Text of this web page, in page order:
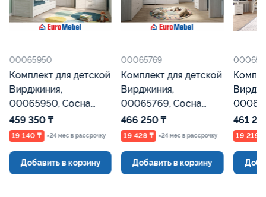
00065950
Комплект для детской
Вирджиния, 00065950,
Сосна Каньон
Евромебель
459 350 ₸
19 140 ₸ ×24 мес в рассрочку
Добавить в корзину
00065769
Комплект для детской
Вирджиния, 00065769,
Сосна Каньон
Евромебель
466 250 ₸
19 428 ₸ ×24 мес в рассрочку
Добавить в корзину
Сосна
461
19 219 ₸